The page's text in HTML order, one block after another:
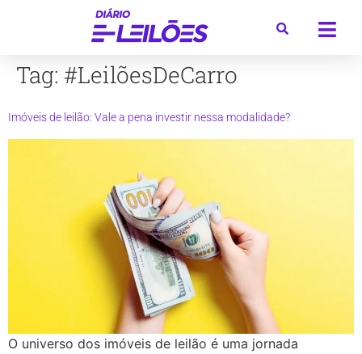
Tag: #LeilõesDeCarro
Imóveis de leilão: Vale a pena investir nessa modalidade?
O universo dos imóveis de leilão é uma jornada